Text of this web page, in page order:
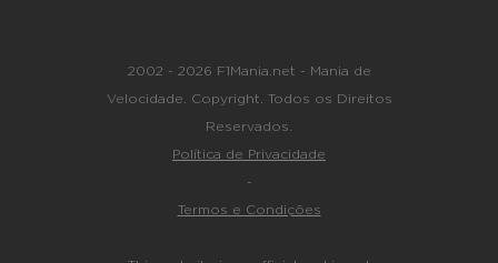
2002 - 2026 F1Mania.net - Mania de
Velocidade. Copyright. Todos os Direitos
Reservados.
Política de Privacidade
-
Termos e Condições